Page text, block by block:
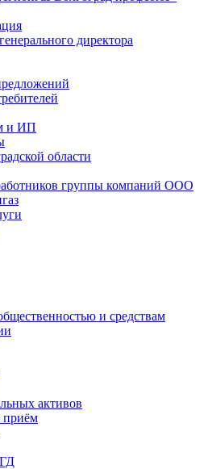
директора
и ИП
области
группы компаний ООО
и средствам
активов
приём